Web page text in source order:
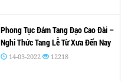
Phong Tục Đám Tang Đạo Cao Đài –
Nghi Thức Tang Lễ Từ Xưa Đến Nay
14-03-2022 12218